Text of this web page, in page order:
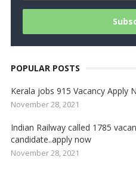
POPULAR POSTS
Kerala jobs 915 Vacancy Apply
November 28, 2021
Indian Railway called 1785
candidate..apply now
November 28, 2021